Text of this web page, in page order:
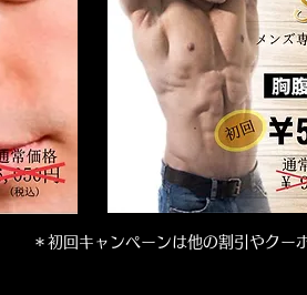
＊​初回キャンペーンは他の割引やクー